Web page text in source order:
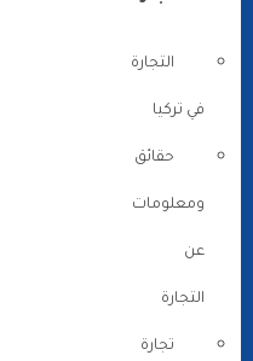
التجارة
في تركيا
حقائق
ومعلومات
عن
التجارة
تجارة